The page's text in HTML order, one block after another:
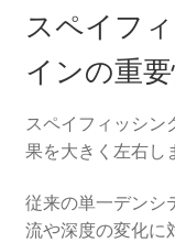
スペイフ
インの重
スペイフィッシン
果を大きく左右し
従来の単一デンシ
流や深度の変化に